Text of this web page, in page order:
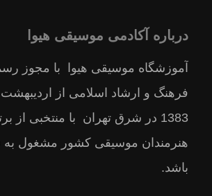
درباره آکادمی موسیقی هیوا
آموزشگاه موسیقی هیوا با مجوز
فرهنگ و ارشاد اسلامى از
1383 در شرق تهران با منتخبى از
هنرمندان موسيقى كشور مشغول به
باشد.